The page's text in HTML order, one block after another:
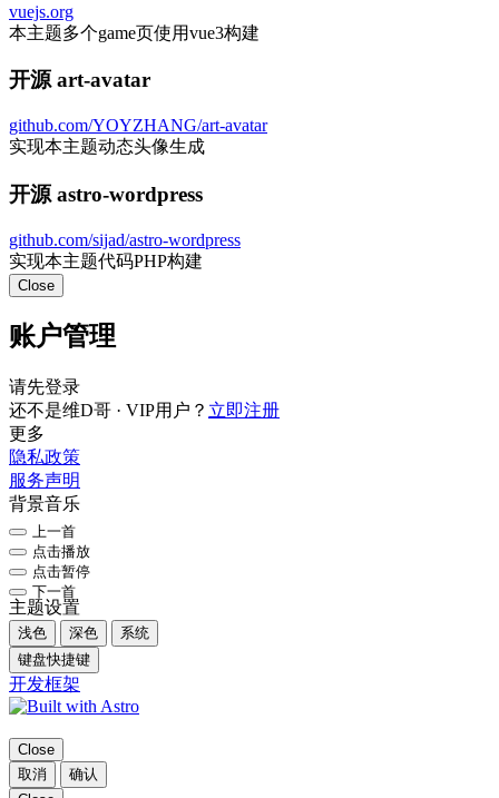
vuejs.org
本主题多个game页使用vue3构建
开源 art-avatar
github.com/YOYZHANG/art-avatar
实现本主题动态头像生成
开源 astro-wordpress
github.com/sijad/astro-wordpress
实现本主题代码PHP构建
Close
账户管理
请先登录
还不是维D哥 · VIP用户？ 立即注册
更多
隐私政策
服务声明
背景音乐
上一首
点击播放
点击暂停
下一首
主题设置
浅色 深色
系统
键盘快捷键
开发框架
Close
取消
确认